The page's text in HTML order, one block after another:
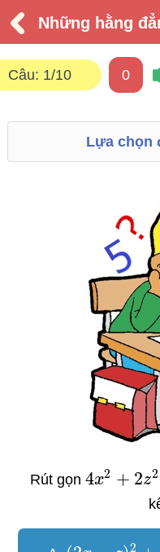
Câu: 1/10 0
Lựa chọn
Rút gọn 4x2 + 2z2
2